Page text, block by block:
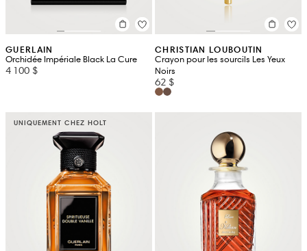
GUERLAIN
Orchidée Impériale Black La Cure
4 100 $
CHRISTIAN LOUBOUTIN
Crayon pour les sourcils Les Yeux
Noirs
62 $
UNIQUEMENT CHEZ HOLT